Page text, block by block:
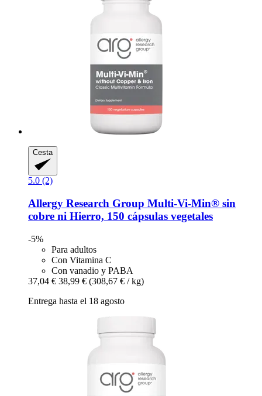
Cesta
5.0 (2)
Allergy Research Group Multi-​Vi-​Min® sin
cobre ni Hierro, 150 cápsulas vegetales
-5%
Para adultos
Con Vitamina C
Con vanadio y PABA
37,04 € 38,99 € (308,67 € / kg)
Entrega hasta el 18 agosto